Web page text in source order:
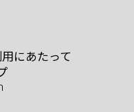
にあたって